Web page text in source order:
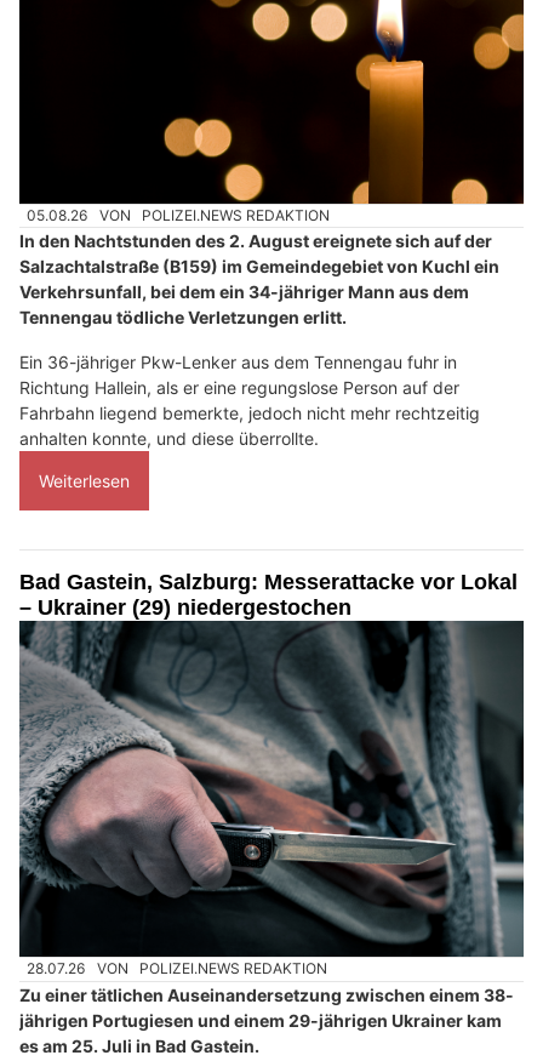
05.08.26 VON POLIZEI.NEWS REDAKTION
In den Nachtstunden des 2. August ereignete sich auf der
Salzachtalstraße (B159) im Gemeindegebiet von Kuchl ein
Verkehrsunfall, bei dem ein 34-jähriger Mann aus dem
Tennengau tödliche Verletzungen erlitt.
Ein 36-jähriger Pkw-Lenker aus dem Tennengau fuhr in
Richtung Hallein, als er eine regungslose Person auf der
Fahrbahn liegend bemerkte, jedoch nicht mehr rechtzeitig
anhalten konnte, und diese überrollte.
Weiterlesen
Bad Gastein, Salzburg: Messerattacke vor Lokal
– Ukrainer (29) niedergestochen
28.07.26 VON POLIZEI.NEWS REDAKTION
Zu einer tätlichen Auseinandersetzung zwischen einem 38-
jährigen Portugiesen und einem 29-jährigen Ukrainer kam
es am 25. Juli in Bad Gastein.